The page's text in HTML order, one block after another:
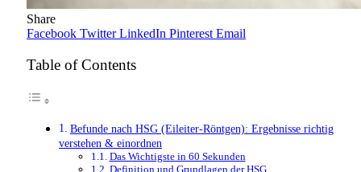
Share
Facebook Twitter LinkedIn Pinterest Email
Table of Contents
Befunde nach HSG (Eileiter-Röntgen): Ergebnisse richtig
verstehen & einordnen
Das Wichtigste in 60 Sekunden
Definition und Grundlagen der HSG